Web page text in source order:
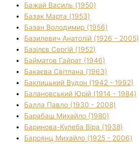
Бажай Василь (1950)
Базак Марта (1953)
Базан Володимир (1956)
Базилевич Анатолій (1926 - 2005)
Базілєв Сергій (1952)
Байматов Гайрат (1946)
Бакаєва Світлана (1963)
Баклицький Вудон (1942 - 1992)
Балановський Юрій (1914 - 1984)
Балла Павло (1930 - 2008)
Барабаш Михайло (1980)
Баринова-Кулеба Віра (1938)
Бароянц Михайло (1925 - 2006)